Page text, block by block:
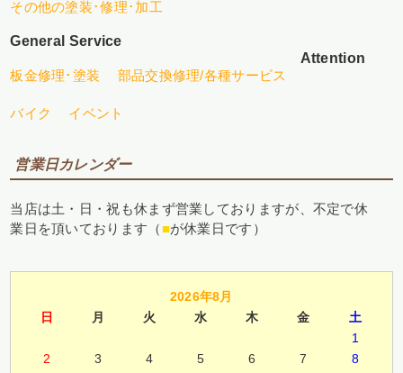
その他の塗装･修理･加工
General Service
板金修理･塗装 部品交換修理/各種サービス
Attention
バイク イベント
営業日カレンダー
当店は土・日・祝も休まず営業しておりますが、不定で休
業日を頂いております（■が休業日です）
2026年8月
日
月 火 水 木 金
土
1
2
3 4 5 6 7
8